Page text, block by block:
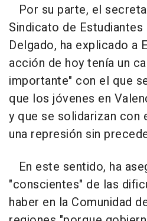
Por su parte, el
Sindicato de Estudiantes
Delgado, ha explicado a
acción de hoy tenía un
importante" con el que
que los jóvenes en
y que se solidarizan con
una represión sin
En este sentido, ha
"conscientes" de las
haber en la Comunidad